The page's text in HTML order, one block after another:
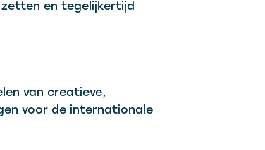
en tegelijkertijd
van creatieve,
voor de internationale